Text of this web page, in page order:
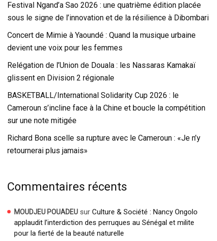
Festival Ngand’a Sao 2026 : une quatrième édition placée
sous le signe de l’innovation et de la résilience à Dibombari
Concert de Mimie à Yaoundé : Quand la musique urbaine
devient une voix pour les femmes
Relégation de l’Union de Douala : les Nassaras Kamakaï
glissent en Division 2 régionale
BASKETBALL/International Solidarity Cup 2026 : le
Cameroun s’incline face à la Chine et boucle la compétition
sur une note mitigée
Richard Bona scelle sa rupture avec le Cameroun : «Je n’y
retournerai plus jamais»
Commentaires récents
MOUDJEU POUADEU sur Culture & Société : Nancy Ongolo
applaudit l’interdiction des perruques au Sénégal et milite
pour la fierté de la beauté naturelle